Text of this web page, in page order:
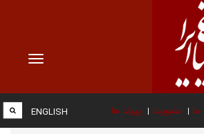
Toggle
ما عضویت پیوند ها ENGLISH